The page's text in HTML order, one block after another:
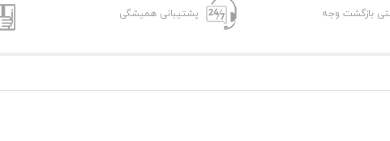
پشتیبانی همیشگی